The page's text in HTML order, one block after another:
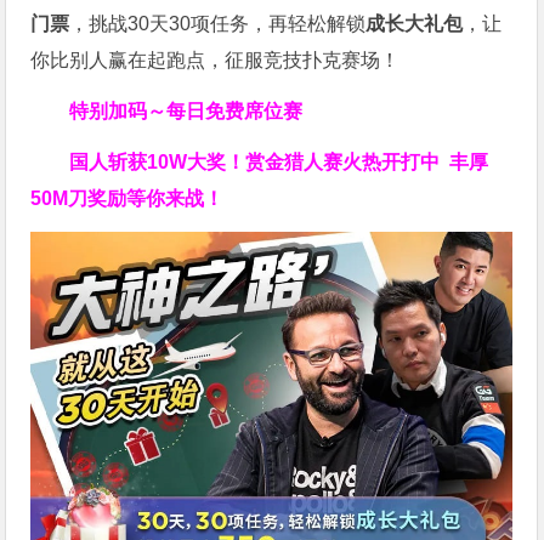
门票 ，挑战30天30项任务，再轻松解锁成长大礼包，让
你比别人赢在起跑点，征服竞技扑克赛场！
特别加码～每日免费席位赛
国人斩获10W大奖！赏金猎人赛火热开打中 丰厚
50M刀奖励等你来战！